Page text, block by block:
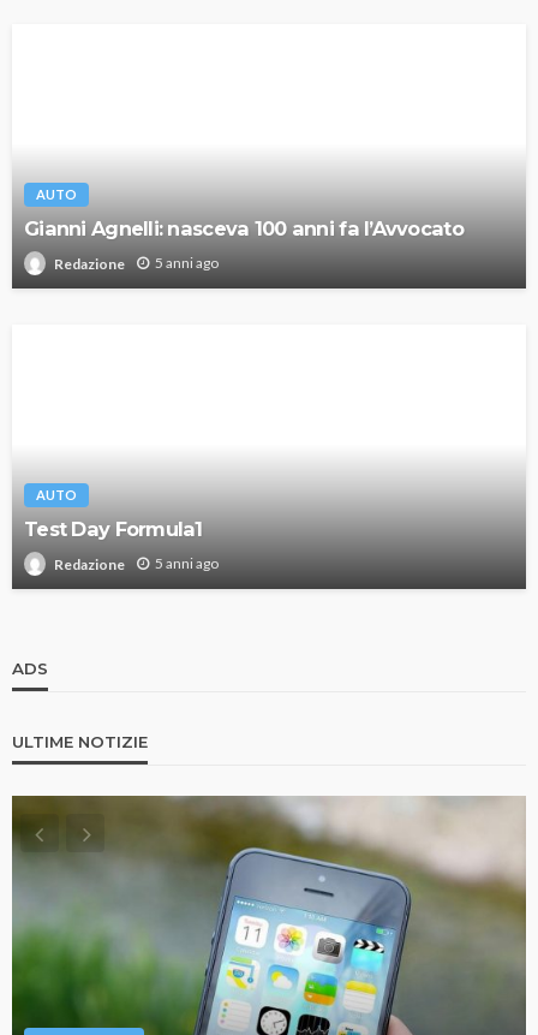
AUTO
Gianni Agnelli: nasceva 100 anni fa l’Avvocato
Redazione 5 anni ago
AUTO
Test Day Formula1
Redazione 5 anni ago
ADS
ULTIME NOTIZIE